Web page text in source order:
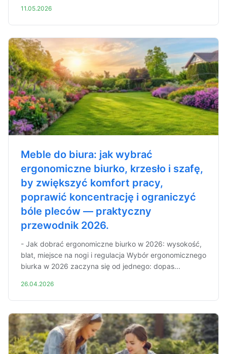
11.05.2026
Meble do biura: jak wybrać
ergonomiczne biurko, krzesło i szafę,
by zwiększyć komfort pracy,
poprawić koncentrację i ograniczyć
bóle pleców — praktyczny
przewodnik 2026.
- Jak dobrać ergonomiczne biurko w 2026: wysokość,
blat, miejsce na nogi i regulacja Wybór ergonomicznego
biurka w 2026 zaczyna się od jednego: dopas...
26.04.2026